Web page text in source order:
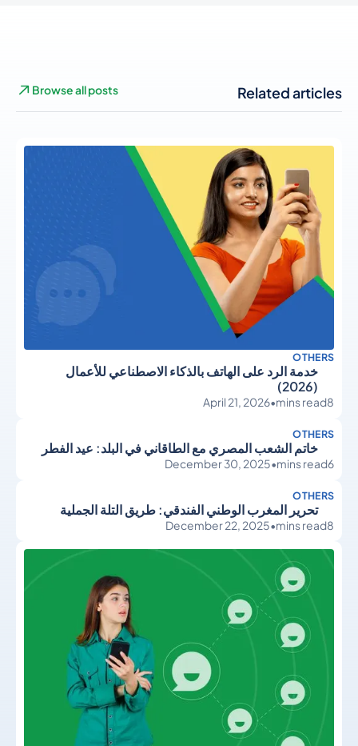
Related articles
Browse all posts
OTHERS
خدمة الرد على الهاتف بالذكاء الاصطناعي للأعمال
(2026)
8
mins read
•
April 21, 2026
OTHERS
خاتم الشعب المصري مع الطاقاني في البلد: عيد الفطر
6
mins read
•
December 30, 2025
OTHERS
تحرير المغرب الوطني الفندقي: طريق التلة الجملية
8
mins read
•
December 22, 2025